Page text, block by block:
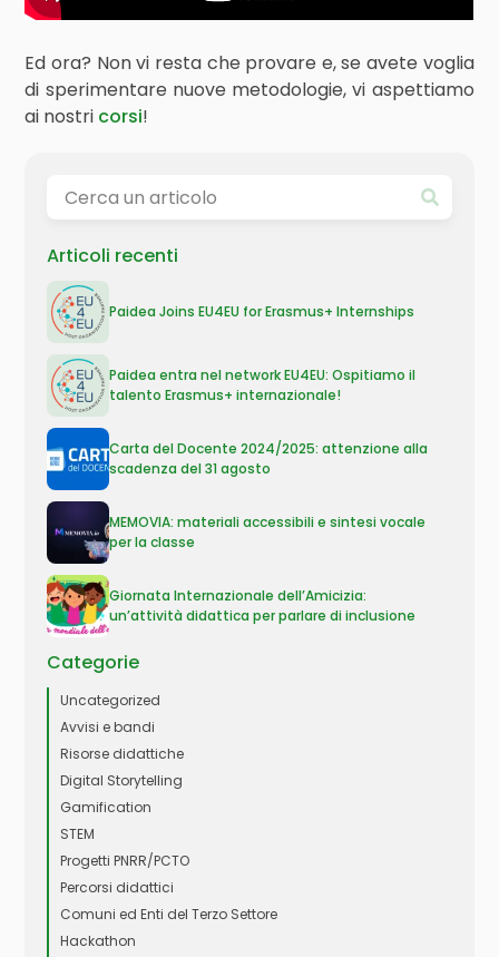
Ed ora? Non vi resta che provare e, se avete voglia
di sperimentare nuove metodologie, vi aspettiamo
ai nostri corsi!
Articoli recenti
Paidea Joins EU4EU for Erasmus+ Internships
Paidea entra nel network EU4EU: Ospitiamo il
talento Erasmus+ internazionale!
Carta del Docente 2024/2025: attenzione alla
scadenza del 31 agosto
MEMOVIA: materiali accessibili e sintesi vocale
per la classe
Giornata Internazionale dell’Amicizia:
un’attività didattica per parlare di inclusione
Categorie
Uncategorized
Avvisi e bandi
Risorse didattiche
Digital Storytelling
Gamification
STEM
Progetti PNRR/PCTO
Percorsi didattici
Comuni ed Enti del Terzo Settore
Hackathon